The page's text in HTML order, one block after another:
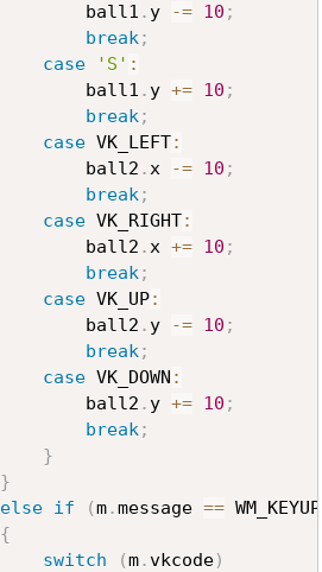
					ball1
. y -= 10 ;
break;
case
'S' :
					ball1
. y += 10 ;
break;
case VK_LEFT:
					ball2
.x -= 10 ;
break;
case VK_RIGHT:
					ball2
.x += 10 ;
break;
case VK_UP:
					ball2
. y -= 10 ;
break;
case VK_DOWN :
					ball2
. y += 10 ;
break;
}
}
else if (m.message ==
{
switch
(m.vkcode)